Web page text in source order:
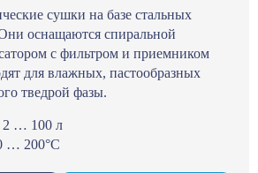
сушки на базе стальных
оснащаются спиральной
с фильтром и приемником
для влажных, пастообразных
тведрой фазы.
2 … 100 л
… 200°С